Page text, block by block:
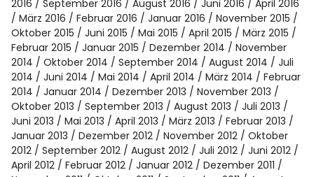
2016
September 2016 August 2016 Juni 2016
April 2016
März 2016
Februar 2016 Januar 2016
November 2015
Oktober 2015
Juni 2015 Mai 2015 April 2015
März 2015
Februar 2015
Januar 2015 Dezember 2014
November
2014
Oktober 2014 September 2014 August 2014
Juli
2014
Juni 2014 Mai 2014 April 2014 März 2014
Februar
2014
Januar 2014 Dezember 2013
November 2013
Oktober 2013
September 2013 August 2013
Juli 2013
Juni 2013
Mai 2013 April 2013 März 2013
Februar 2013
Januar 2013
Dezember 2012 November 2012
Oktober
2012
September 2012 August 2012 Juli 2012
Juni 2012
April 2012
Februar 2012 Januar 2012
Dezember 2011